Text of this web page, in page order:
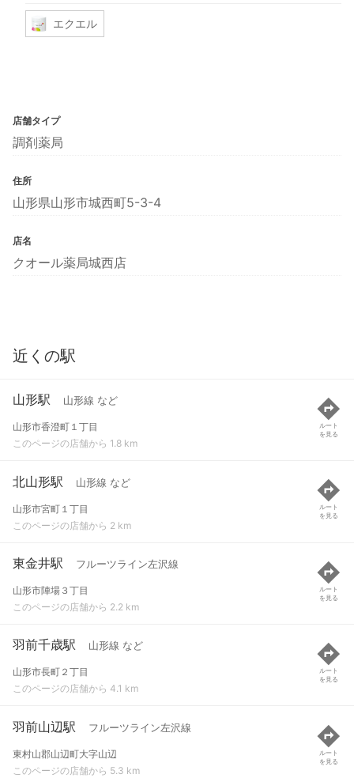
エクエル
店舗タイプ
調剤薬局
住所
山形県山形市城西町5-3-4
店名
クオール薬局城西店
近くの駅
山形駅 山形線 など
山形市香澄町１丁目
このページの店舗から 1.8 km
ルート
を見る
北山形駅 山形線 など
山形市宮町１丁目
このページの店舗から 2 km
ルート
を見る
東金井駅 フルーツライン左沢線
山形市陣場３丁目
このページの店舗から 2.2 km
ルート
を見る
羽前千歳駅 山形線 など
山形市長町２丁目
このページの店舗から 4.1 km
ルート
を見る
羽前山辺駅 フルーツライン左沢線
東村山郡山辺町大字山辺
このページの店舗から 5.3 km
ルート
を見る